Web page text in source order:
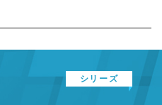
得られること、ラウ
でるよう機能するこ
されたd&bの製品は、
アムまで、世界各地で